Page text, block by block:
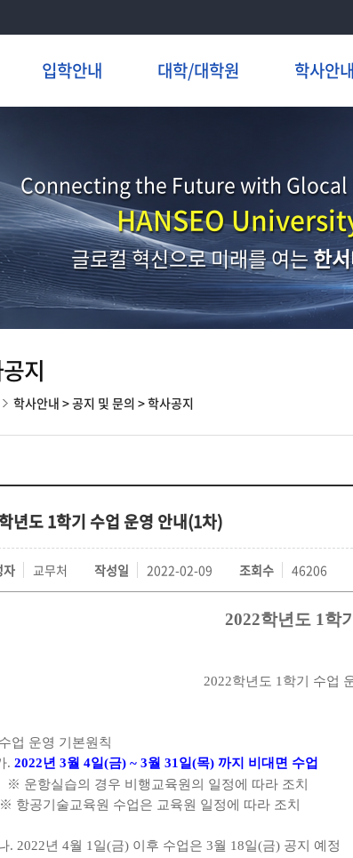
입학안내 대학/대학원 학사안내
Connecting the Future with
HANSEO
글로컬 혁신으로 미래를 여는한
지
학사안내 >공지 및 문의 >학사공지
년도 1학기 수업 운영 안내(1차)
자 교무처 작성일 2022-02-09 조회수 46206
2022학년도 1학
2022학년도 1 학기 수업
수업 운영 기본원칙
. 2022년 3월 4일(금) ~ 3월 31 일(목) 까지 비대면 수업
※ 운항실습의 경우 비행교육원의 일정에 따라 조치
※ 항공기술교육원 수업은 교육원 일정에 따라 조치
. 2022년 4월 1 일(금) 이후 수업은 3월 18일(금) 공지 예정